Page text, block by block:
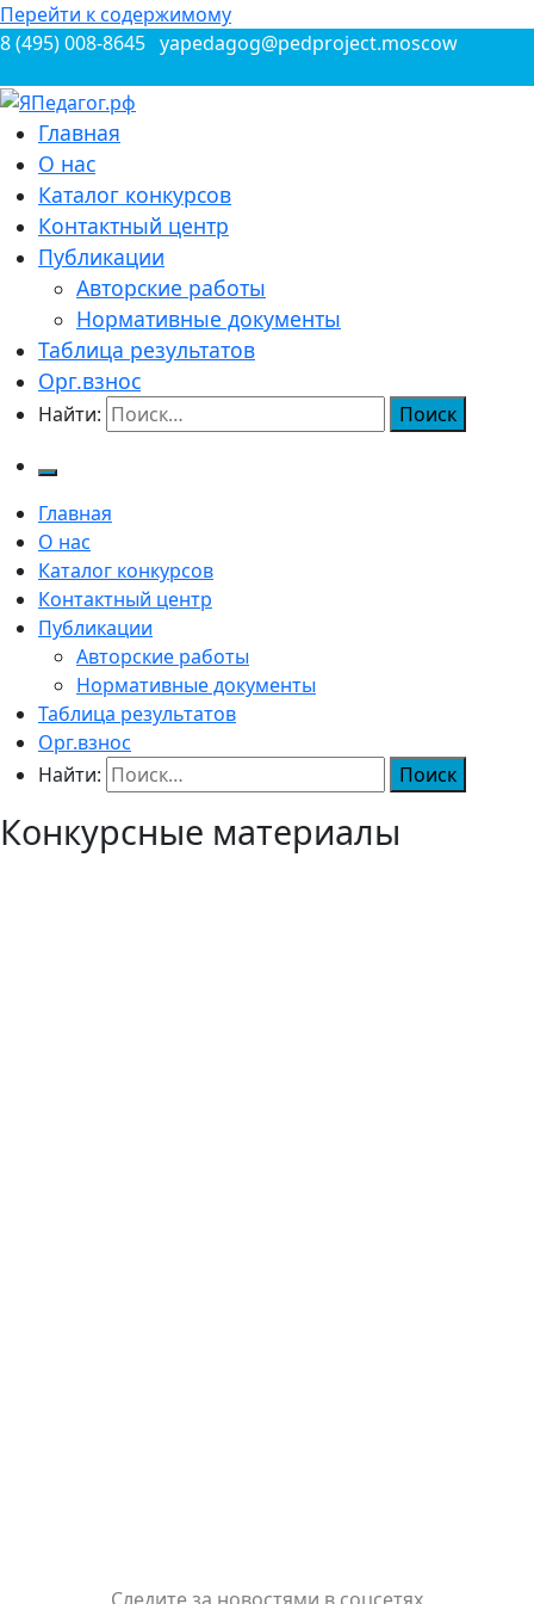
Перейти к содержимому
8 (495) 008-8645 yapedagog@pedproject.moscow
ЯПедагог.рф
Всероссийские конкурсы для педагогов
Главная
О нас
Каталог конкурсов
Контактный центр
Публикации
Авторские работы
Нормативные документы
Таблица результатов
Орг.взнос
Найти:
Главная
О нас
Каталог конкурсов
Контактный центр
Публикации
Авторские работы
Нормативные документы
Таблица результатов
Орг.взнос
Найти:
Конкурсные материалы